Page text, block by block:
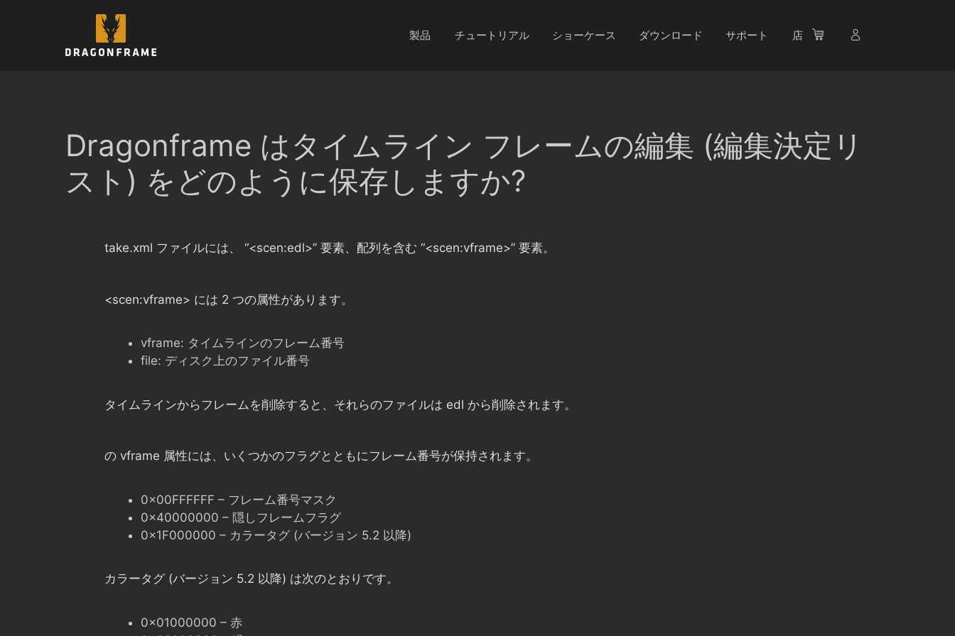
製品 チュートリアル ショーケース ダウンロード サポート 店
Dragonframe はタイムライン フレームの編集 (編集決定リ
スト) をどのように保存しますか?
take.xml ファイルには、 “<scen:edl>” 要素、配列を含む “<scen:vframe>” 要素。
<scen:vframe> には 2 つの属性があります。
vframe: タイムラインのフレーム番号
file: ディスク上のファイル番号
タイムラインからフレームを削除すると、それらのファイルは edl から削除されます。
の vframe 属性には、いくつかのフラグとともにフレーム番号が保持されます。
0x00FFFFFF – フレーム番号マスク
0x40000000 – 隠しフレームフラグ
0x1F000000 – カラータグ (バージョン 5.2 以降)
カラータグ (バージョン 5.2 以降) は次のとおりです。
0x01000000 – 赤